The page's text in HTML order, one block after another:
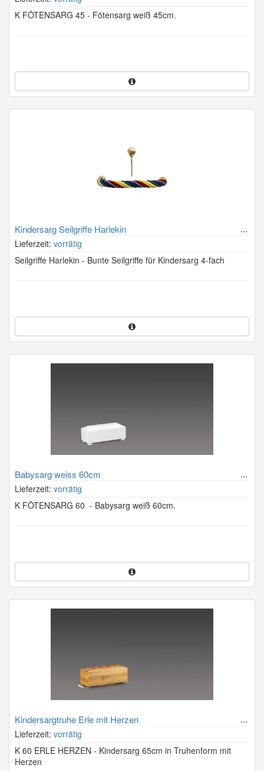
K FÖTENSARG 45 - Fötensarg weiß 45cm.
Kindersarg Seilgriffe Harlekin
Lieferzeit: vorrätig
Seilgriffe Harlekin - Bunte Seilgriffe für Kindersarg 4-fach
Babysarg weiss 60cm
Lieferzeit: vorrätig
K FÖTENSARG 60 - Babysarg weiß 60cm.
Kindersargtruhe Erle mit Herzen
Lieferzeit: vorrätig
K 60 ERLE HERZEN - Kindersarg 65cm in Truhenform mit
Herzen